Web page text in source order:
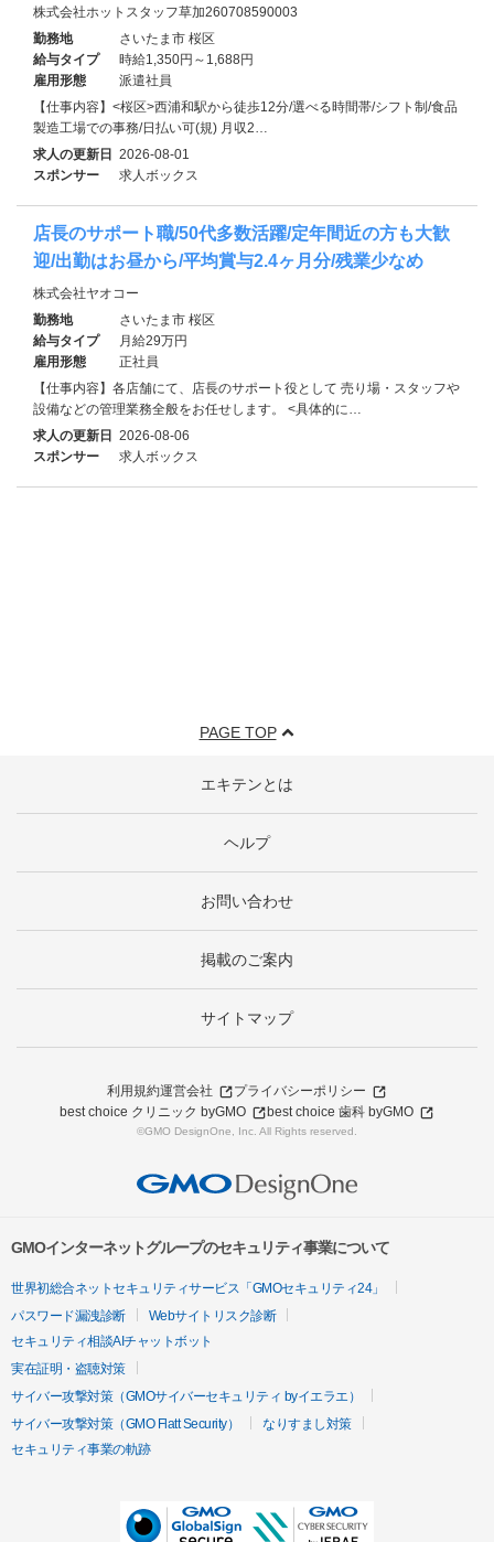
株式会社ホットスタッフ草加260708590003
勤務地
さいたま市 桜区
給与タイプ
時給1,350円～1,688円
雇用形態
派遣社員
【仕事内容】<桜区>西浦和駅から徒歩12分/選べる時間帯/シフト制/食品
製造工場での事務/日払い可(規) 月収2…
求人の更新日 2026-08-01
スポンサー
求人ボックス
店長のサポート職/50代多数活躍/定年間近の方も大歓
迎/出勤はお昼から/平均賞与2.4ヶ月分/残業少なめ
株式会社ヤオコー
勤務地
さいたま市 桜区
給与タイプ
月給29万円
雇用形態
正社員
【仕事内容】各店舗にて、店長のサポート役として 売り場・スタッフや
設備などの管理業務全般をお任せします。 <具体的に…
求人の更新日 2026-08-06
スポンサー
求人ボックス
PAGE TOP
エキテンとは
ヘルプ
お問い合わせ
掲載のご案内
サイトマップ
利用規約運営会社
プライバシーポリシー
best choice クリニック byGMO
best choice 歯科 byGMO
©GMO DesignOne, Inc. All Rights reserved.
GMOインターネットグループのセキュリティ事業について
世界初総合ネットセキュリティサービス「GMOセキュリティ24」
パスワード漏洩診断
Webサイトリスク診断
セキュリティ相談AIチャットボット
実在証明・盗聴対策
サイバー攻撃対策（GMOサイバーセキュリティ byイエラエ）
サイバー攻撃対策（GMO Flatt Security）
なりすまし対策
セキュリティ事業の軌跡